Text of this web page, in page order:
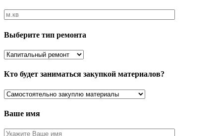
Выберите тип ремонта
Кто будет заниматься закупкой материалов?
Ваше имя